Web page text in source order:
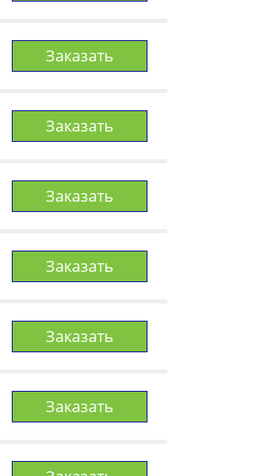
Заказать
Заказать
Заказать
Заказать
Заказать
Заказать